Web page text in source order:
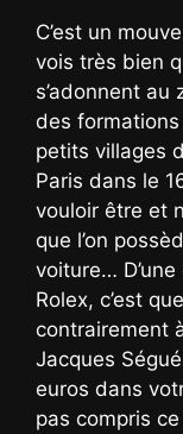
C’est un
vois très bien
s’adonnent au
des formations
petits villages
Paris dans le
vouloir être et
que l’on
voiture…
Rolex, c’est
contrairement
Jacques
euros dans
pas compris